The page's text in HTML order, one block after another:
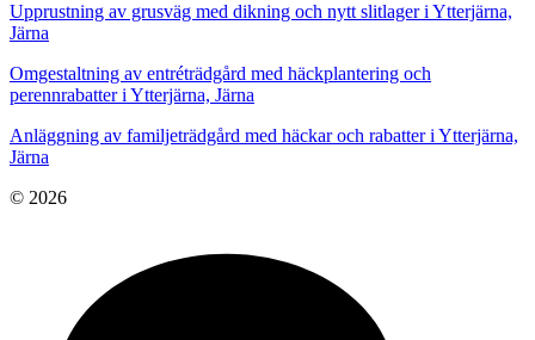
Upprustning av grusväg med dikning och nytt slitlager i Ytterjärna,
Järna
Omgestaltning av entréträdgård med häckplantering och
perennrabatter i Ytterjärna, Järna
Anläggning av familjeträdgård med häckar och rabatter i Ytterjärna,
Järna
© 2026